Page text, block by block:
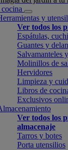
y
Ver todos los
Espátulas,
Guantes y
Salvamanteles
Molinillos de
Hervidores
Limpieza y
Libros de
Exclusivos
Ver todos los
almacenaje
Tarros y botes
Porta utensilios